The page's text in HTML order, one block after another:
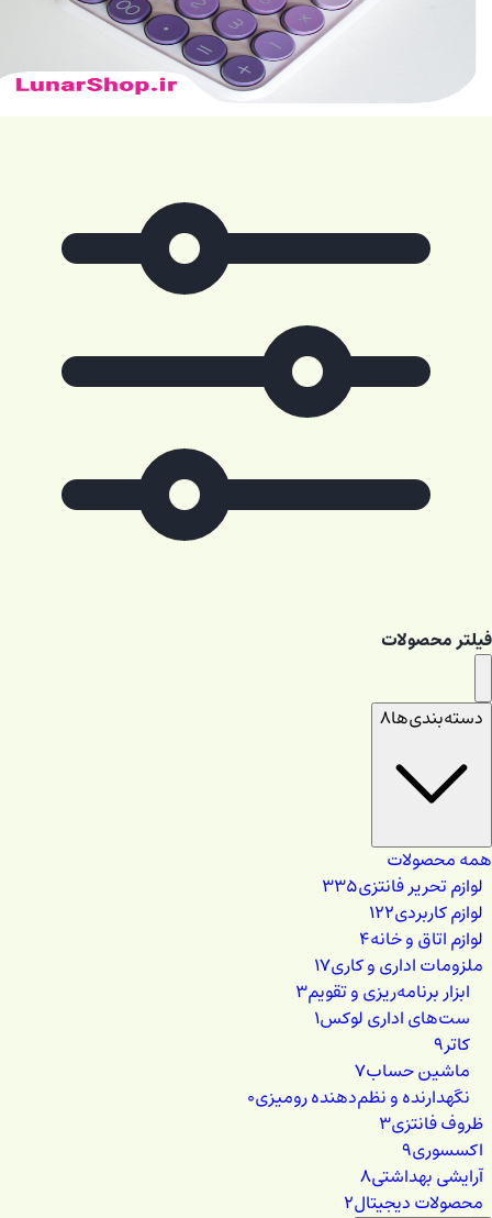
فیلتر محصولات
دسته‌بندی‌ها۸
همه محصولات
لوازم تحریر فانتزی۳۳۵
لوازم کاربردی۱۲۲
لوازم اتاق و خانه۴
ملزومات اداری و کاری۱۷
ابزار برنامه‌ریزی و تقویم۳
ست‌های اداری لوکس۱
کاتر۹
ماشین حساب۷
نگهدارنده و نظم‌دهنده رومیزی۰
ظروف فانتزی۳
اکسسوری۹
آرایشی بهداشتی۸
محصولات دیجیتال۲